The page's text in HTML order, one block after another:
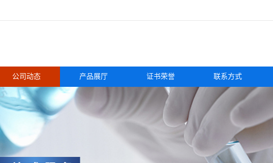
公司动态 产品展厅 证书荣誉 联系方式